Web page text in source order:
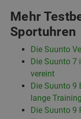
Mehr
Sportuhren
Die Suunto
Die Suunto 7
vereint
Die Suunto 9
lange
Die Suunto 9